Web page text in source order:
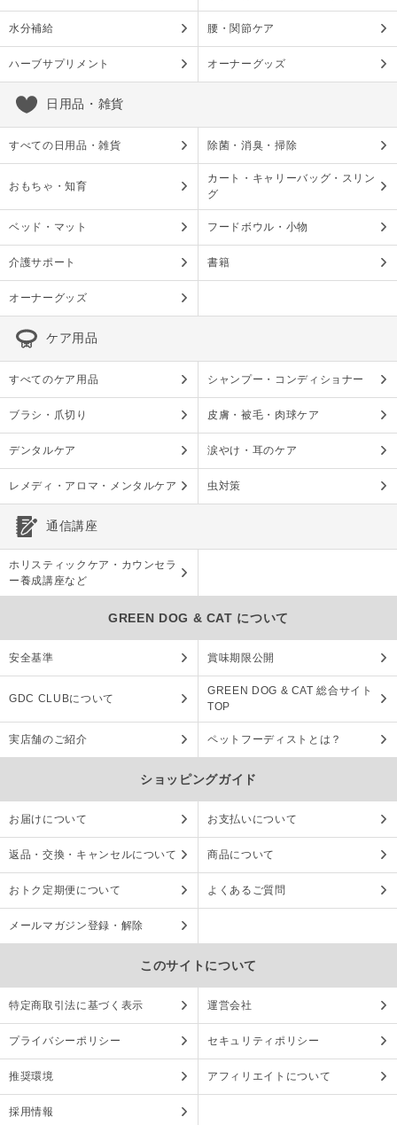
水分補給 腰・関節ケア
ハーブサプリメント オーナーグッズ
日用品・雑貨
すべての日用品・雑貨 除菌・消臭・掃除
おもちゃ・知育
カート・キャリーバッグ・スリン
グ
ベッド・マット フードボウル・小物
介護サポート 書籍
オーナーグッズ
ケア用品
すべてのケア用品 シャンプー・コンディショナー
ブラシ・爪切り 皮膚・被毛・肉球ケア
デンタルケア 涙やけ・耳のケア
レメディ・アロマ・メンタルケア 虫対策
通信講座
ホリスティックケア・カウンセラ
ー養成講座など
GREEN DOG & CAT について
安全基準 賞味期限公開
GDC CLUBについて
GREEN DOG & CAT 総合サイト
TOP
実店舗のご紹介 ペットフーディストとは？
ショッピングガイド
お届けについて お支払いについて
返品・交換・キャンセルについて 商品について
おトク定期便について よくあるご質問
メールマガジン登録・解除
このサイトについて
特定商取引法に基づく表示 運営会社
プライバシーポリシー セキュリティポリシー
推奨環境 アフィリエイトについて
採用情報